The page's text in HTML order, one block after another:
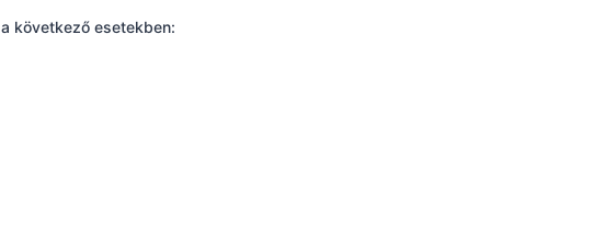
a következő esetekben: